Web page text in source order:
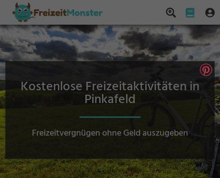
Kostenlose Freizeitaktivitäten in
Pinkafeld
Freizeitvergnügen ohne Geld auszugeben